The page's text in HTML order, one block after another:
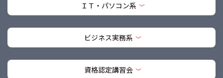
ＩＴ・パソコン系
ビジネス実務系
資格認定講習会